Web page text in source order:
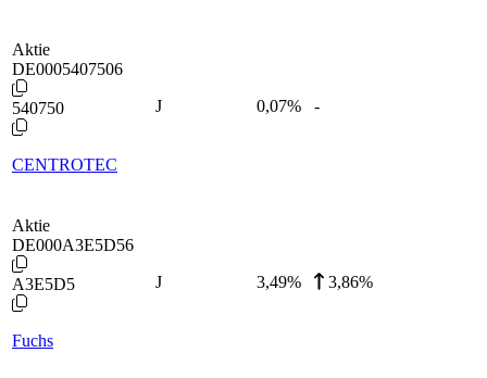
Aktie
DE0005407506
540750
CENTROTEC
J 0,07% -
Aktie
DE000A3E5D56
A3E5D5
Fuchs
J 3,49% 3,86%